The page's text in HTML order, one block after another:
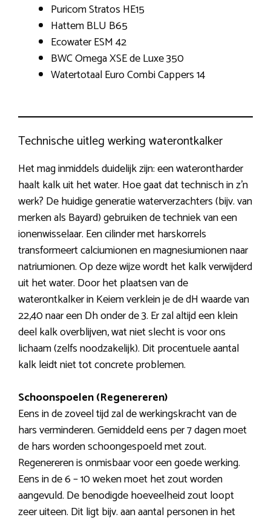
Puricom Stratos HE15
Hattem BLU B65
Ecowater ESM 42
BWC Omega XSE de Luxe 350
Watertotaal Euro Combi Cappers 14
Technische uitleg werking waterontkalker
Het mag inmiddels duidelijk zijn: een waterontharder
haalt kalk uit het water. Hoe gaat dat technisch in z’n
werk? De huidige generatie waterverzachters (bijv. van
merken als Bayard) gebruiken de techniek van een
ionenwisselaar. Een cilinder met harskorrels
transformeert calciumionen en magnesiumionen naar
natriumionen. Op deze wijze wordt het kalk verwijderd
uit het water. Door het plaatsen van de
waterontkalker in Keiem verklein je de dH waarde van
22,40 naar een Dh onder de 3. Er zal altijd een klein
deel kalk overblijven, wat niet slecht is voor ons
lichaam (zelfs noodzakelijk). Dit procentuele aantal
kalk leidt niet tot concrete problemen.
Schoonspoelen (Regenereren)
Eens in de zoveel tijd zal de werkingskracht van de
hars verminderen. Gemiddeld eens per 7 dagen moet
de hars worden schoongespoeld met zout.
Regenereren is onmisbaar voor een goede werking.
Eens in de 6 – 10 weken moet het zout worden
aangevuld. De benodigde hoeveelheid zout loopt
zeer uiteen. Dit ligt bijv. aan aantal personen in het